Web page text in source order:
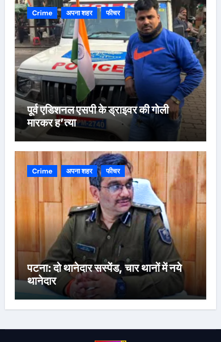
Crime अपना शहर फीचर
पूर्व एडिशनल एसपी के ड्राइवर की गोली
मारकर ह’त्या
Crime अपना शहर फीचर
पटना: दो थानेदार सस्पेंड, चार थानों में नये
थानेदार